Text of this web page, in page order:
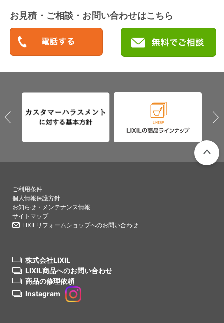
お見積・ご相談・お問い合わせはこちら
ご利用条件
個人情報保護方針
お知らせ・メンテナンス情報
サイトマップ
LIXILリフォームショップへのお問い合わせ
株式会社LIXIL
LIXIL商品へのお問い合わせ
商品の修理依頼
Instagram